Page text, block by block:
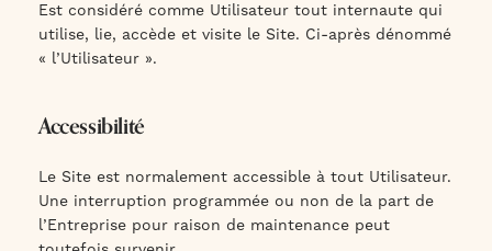
Est considéré comme Utilisateur tout internaute qui
utilise, lie, accède et visite le Site. Ci-après dénommé
« l’Utilisateur ».
Accessibilité
Le Site est normalement accessible à tout Utilisateur.
Une interruption programmée ou non de la part de
l’Entreprise pour raison de maintenance peut